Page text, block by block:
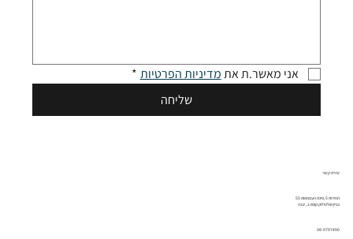
אני מאשר.ת את מדיניות הפרטיות *
שליחה
יצירת קשר
החירות 5 ,פינת העצמאות 55
בניין מולטילוק קומה ג , יבנה
08-9797490